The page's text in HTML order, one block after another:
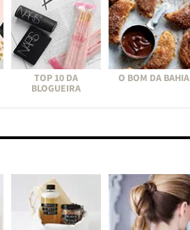
TOP 10 DA
BLOGUEIRA
O BOM DA BAHIA